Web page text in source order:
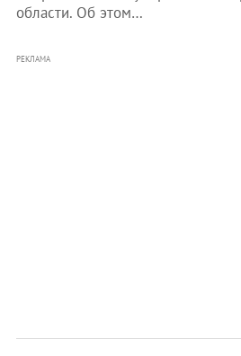
области. Об этом…
РЕКЛАМА